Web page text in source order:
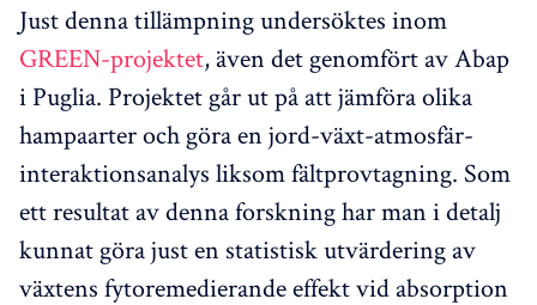
Just denna tillämpning undersöktes inom
GREEN-projektet, även det genomfört av Abap
i Puglia. Projektet går ut på att jämföra olika
hampaarter och göra en jord-växt-atmosfär-
interaktionsanalys liksom fältprovtagning. Som
ett resultat av denna forskning har man i detalj
kunnat göra just en statistisk utvärdering av
växtens fytoremedierande effekt vid absorption